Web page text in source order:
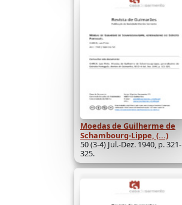
Moedas de Guilherme de
Schambourg-Lippe, (...)
50 (3-4) Jul.-Dez. 1940, p. 321-
325.